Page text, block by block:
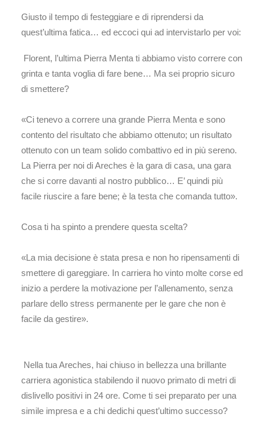
Giusto il tempo di festeggiare e di riprendersi da
quest’ultima fatica… ed eccoci qui ad intervistarlo per voi:
Florent, l’ultima Pierra Menta ti abbiamo visto correre con
grinta e tanta voglia di fare bene… Ma sei proprio sicuro
di smettere?
«Ci tenevo a correre una grande Pierra Menta e sono
contento del risultato che abbiamo ottenuto; un risultato
ottenuto con un team solido combattivo ed in più sereno.
La Pierra per noi di Areches è la gara di casa, una gara
che si corre davanti al nostro pubblico… E’ quindi più
facile riuscire a fare bene; è la testa che comanda tutto».
Cosa ti ha spinto a prendere questa scelta?
«La mia decisione è stata presa e non ho ripensamenti di
smettere di gareggiare. In carriera ho vinto molte corse ed
inizio a perdere la motivazione per l’allenamento, senza
parlare dello stress permanente per le gare che non è
facile da gestire».
Nella tua Areches, hai chiuso in bellezza una brillante
carriera agonistica stabilendo il nuovo primato di metri di
dislivello positivi in 24 ore. Come ti sei preparato per una
simile impresa e a chi dedichi quest’ultimo successo?